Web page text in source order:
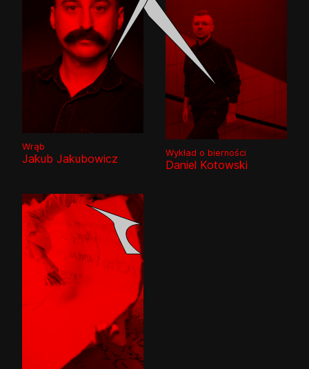
Wrąb
Jakub Jakubowicz Wykład o bierności
Daniel Kotowski